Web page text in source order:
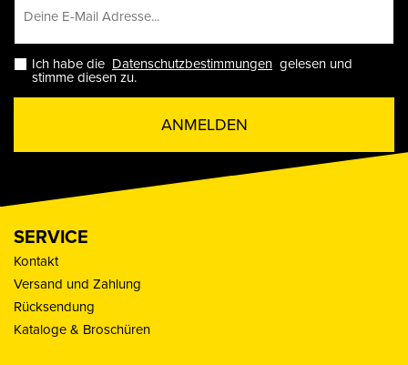
Ich habe die Datenschutzbestimmungen gelesen und
stimme diesen zu.
ANMELDEN
SERVICE
Kontakt
Versand und Zahlung
Rücksendung
Kataloge & Broschüren